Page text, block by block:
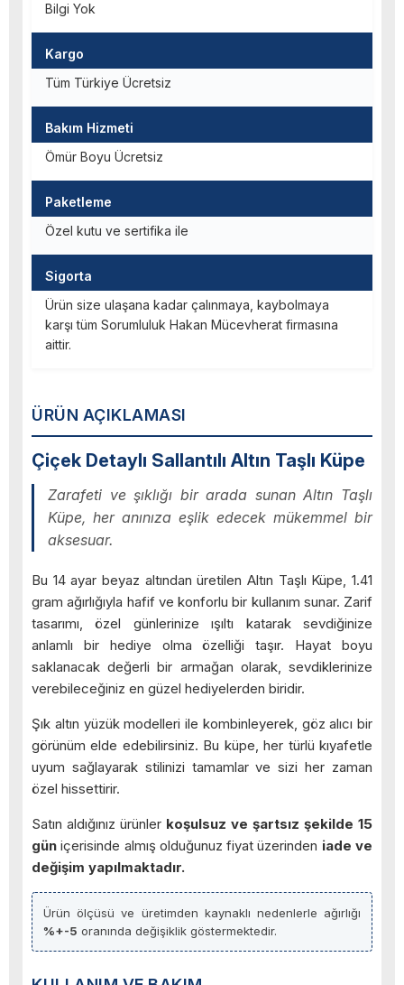
ÜRÜN AÇIKLAMASI
Çiçek Detaylı Sallantılı Altın Taşlı Küpe
Zarafeti ve şıklığı bir arada sunan Altın Taşlı
Küpe, her anınıza eşlik edecek mükemmel bir
aksesuar.
Bu 14 ayar beyaz altından üretilen Altın Taşlı Küpe, 1.41
gram ağırlığıyla hafif ve konforlu bir kullanım sunar. Zarif
tasarımı, özel günlerinize ışıltı katarak sevdiğinize
anlamlı bir hediye olma özelliği taşır. Hayat boyu
saklanacak değerli bir armağan olarak, sevdiklerinize
verebileceğiniz en güzel hediyelerden biridir.
Şık altın yüzük modelleri ile kombinleyerek, göz alıcı bir
görünüm elde edebilirsiniz. Bu küpe, her türlü kıyafetle
uyum sağlayarak stilinizi tamamlar ve sizi her zaman
özel hissettirir.
Satın aldığınız ürünler koşulsuz ve şartsız şekilde 15
gün içerisinde almış olduğunuz fiyat üzerinden iade ve
değişim yapılmaktadır.
Ürün ölçüsü ve üretimden kaynaklı nedenlerle ağırlığı
%+-5 oranında değişiklik göstermektedir.
Bilgi Yok
Kargo
Tüm Türkiye Ücretsiz
Bakım Hizmeti
Ömür Boyu Ücretsiz
Paketleme
Özel kutu ve sertifika ile
Sigorta
Ürün size ulaşana kadar çalınmaya, kaybolmaya
karşı tüm Sorumluluk Hakan Mücevherat firmasına
aittir.